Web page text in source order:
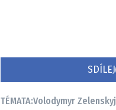
SDÍLEJ
TÉMATA:Volodymyr Zelenskyj